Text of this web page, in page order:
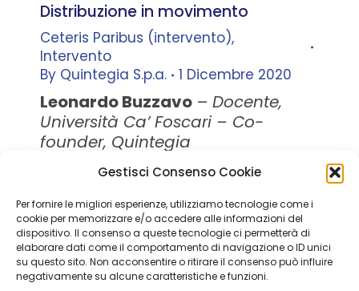
Gestisci Consenso Cookie
Per fornire le migliori esperienze, utilizziamo tecnologie come i
cookie per memorizzare e/o accedere alle informazioni del
dispositivo. Il consenso a queste tecnologie ci permetterà di
elaborare dati come il comportamento di navigazione o ID unici
su questo sito. Non acconsentire o ritirare il consenso può influire
negativamente su alcune caratteristiche e funzioni.
Distribuzione in movimento
Ceteris Paribus (intervento),
Intervento
By Quintegia S.p.a. 1 Dicembre 2020
Leonardo Buzzavo – Docente,
Università Ca’ Foscari – Co-
founder, Quintegia
Quintegia S.p.a. a Socio Unico
Soggetta a Direzione e Coordinamento di Q Future Srl P.I. e
C.F. 05507380268
P.I (IT) 03933040267 Capitale Sociale 100.000 € I.V.
© ALL RIGHT RESERVED 2026